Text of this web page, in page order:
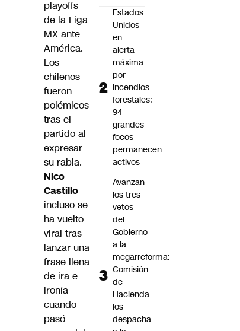
playoffs
de la Liga
MX ante
América.
Los
chilenos
fueron
polémicos
tras el
partido al
expresar
su rabia.
Nico
Castillo
incluso se
ha vuelto
viral tras
lanzar una
frase llena
de ira e
ironía
cuando
pasó
Estados
Unidos
en
alerta
máxima
por
incendios
forestales:
94
grandes
focos
permanecen
activos
Avanzan
los tres
vetos
del
Gobierno
a la
megarreforma:
Comisión
de
Hacienda
los
despacha